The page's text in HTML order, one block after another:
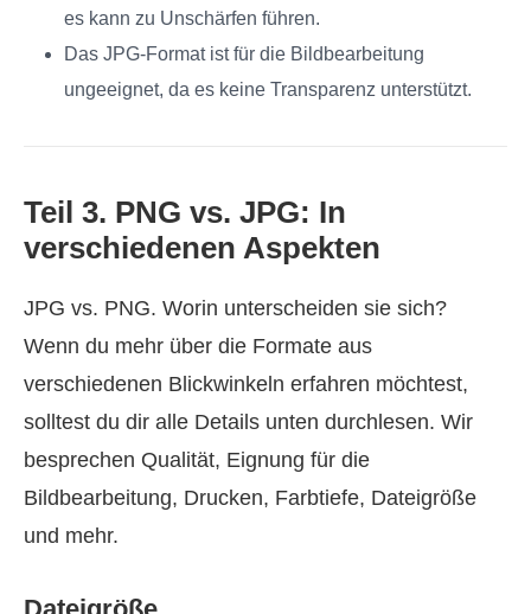
es kann zu Unschärfen führen.
Das JPG-Format ist für die Bildbearbeitung
ungeeignet, da es keine Transparenz unterstützt.
Teil 3. PNG vs. JPG: In
verschiedenen Aspekten
JPG vs. PNG. Worin unterscheiden sie sich?
Wenn du mehr über die Formate aus
verschiedenen Blickwinkeln erfahren möchtest,
solltest du dir alle Details unten durchlesen. Wir
besprechen Qualität, Eignung für die
Bildbearbeitung, Drucken, Farbtiefe, Dateigröße
und mehr.